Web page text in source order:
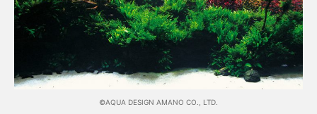
©AQUA DESIGN AMANO CO., LTD.